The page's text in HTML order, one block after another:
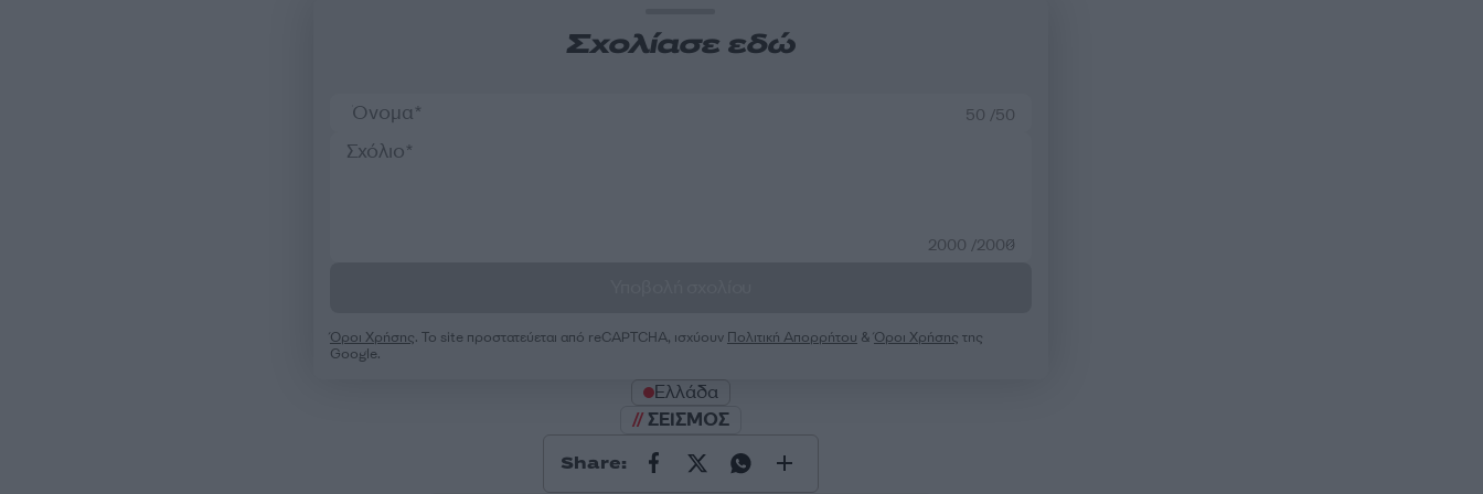
Σχολίασε εδώ
50 /50
2000 /2000
Όροι Χρήσης. Το site προστατεύεται από reCAPTCHA, ισχύουν Πολιτική Απορρήτου &Όροι Χρήσης της
Google.
Ελλάδα
ΣΕΙΣΜΟΣ
Share: